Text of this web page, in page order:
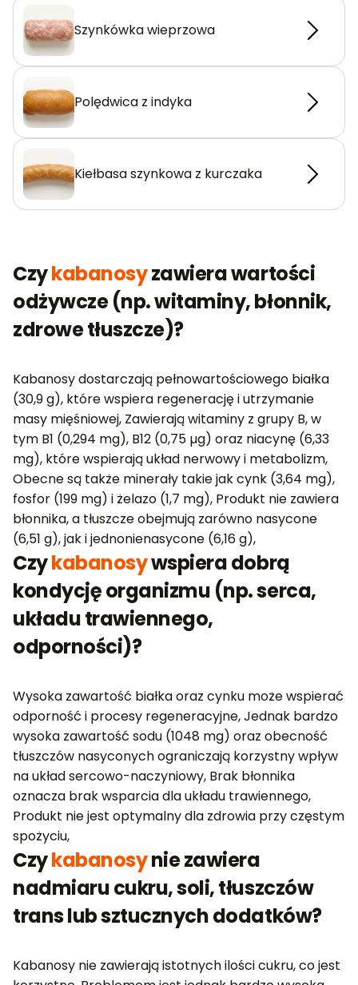
Szynkówka wieprzowa
Polędwica z indyka
Kiełbasa szynkowa z kurczaka
Czykabanosyzawiera wartości
odżywcze (np. witaminy, błonnik,
zdrowe tłuszcze)?
Kabanosy dostarczają pełnowartościowego białka
(30,9 g), które wspiera regenerację i utrzymanie
masy mięśniowej, Zawierają witaminy z grupy B, w
tym B1 (0,294 mg), B12 (0,75 µg) oraz niacynę (6,33
mg), które wspierają układ nerwowy i metabolizm,
Obecne są także minerały takie jak cynk (3,64 mg),
fosfor (199 mg) i żelazo (1,7 mg), Produkt nie zawiera
błonnika, a tłuszcze obejmują zarówno nasycone
(6,51 g), jak i jednonienasycone (6,16 g),
Czykabanosywspiera dobrą
kondycję organizmu (np. serca,
układu trawiennego,
odporności)?
Wysoka zawartość białka oraz cynku może wspierać
odporność i procesy regeneracyjne, Jednak bardzo
wysoka zawartość sodu (1048 mg) oraz obecność
tłuszczów nasyconych ograniczają korzystny wpływ
na układ sercowo-naczyniowy, Brak błonnika
oznacza brak wsparcia dla układu trawiennego,
Produkt nie jest optymalny dla zdrowia przy częstym
spożyciu,
Czykabanosynie zawiera
nadmiaru cukru, soli, tłuszczów
trans lub sztucznych dodatków?
Kabanosy nie zawierają istotnych ilości cukru, co jest